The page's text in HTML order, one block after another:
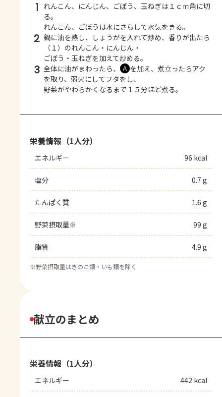
1 れんこん、にんじん、ごぼう、玉ねぎは１ｃｍ角に切
る。
れんこん、ごぼうは水にさらして水気をきる。
2 鍋に油を熱し、しょうがを入れて炒め、香りが出たら
（１）のれんこん・にんじん・
ごぼう・玉ねぎを加えて炒める。
3 全体に油がまわったら、 Ａ を加え、煮立ったらアク
を取り、弱火にしてフタをし、
野菜がやわらかくなるまで１５分ほど煮る。
栄養情報（1人分）
エネルギー 96 kcal
塩分 0.7 g
たんぱく質 1.6 g
野菜摂取量※ 99 g
脂質 4.9 g
※野菜摂取量はきのこ類・いも類を除く
献立のまとめ
栄養情報（1人分）
エネルギー 442 kcal